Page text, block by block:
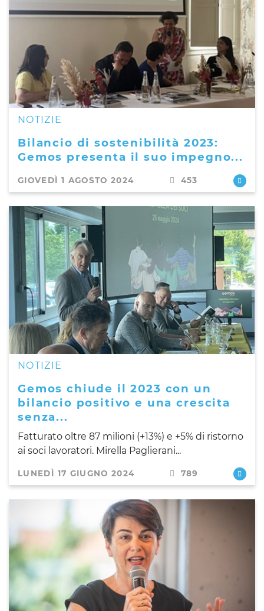
NOTIZIE
Bilancio di sostenibilità 2023:
Gemos presenta il suo impegno...
GIOVEDÌ 1 AGOSTO 2024 453
NOTIZIE
Gemos chiude il 2023 con un
bilancio positivo e una crescita
senza...
Fatturato oltre 87 milioni (+13%) e +5% di ristorno
ai soci lavoratori. Mirella Paglierani...
LUNEDÌ 17 GIUGNO 2024 789